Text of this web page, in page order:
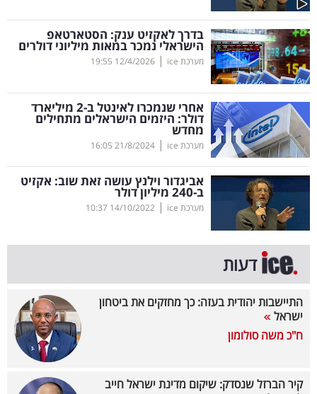
דעות
רכילות
עסקית
קריפטו
ויראלי
טלוויזיה
עסקי
ספורט
קריירה
ולימודים
מינויים
רכב
בדרך לאקזיט ענק: הסטארטאפ
הישראלי נמכר במאות מיליוני דולרים
מערכת ice |
12/4/2026
19:55
אחרי שנמכרו לאינטל ב-2 מיליארד
דולר: היזמים הישראלים מתחילים
מחדש
מערכת ice |
21/8/2024
16:05
אביגדור וילנץ עושה זאת שוב: אקזיט
ב-240 מיליון דולר
מערכת ice |
14/10/2022
10:37
דעות
התיישבות יהודית בעזה: כך מחזקים את ביטחון
ישראל
ח"כ משה סולומון
קיר הברזל שנסדק: שיקום מדינת ישראל חייב